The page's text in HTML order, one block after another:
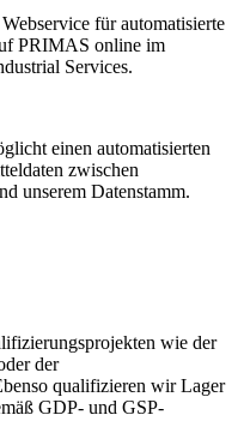
für automatisierte
PRIMAS online im
Services.
einen automatisierten
zwischen
unserem Datenstamm.
wie der
der
qualifizieren wir Lager
GDP- und GSP-